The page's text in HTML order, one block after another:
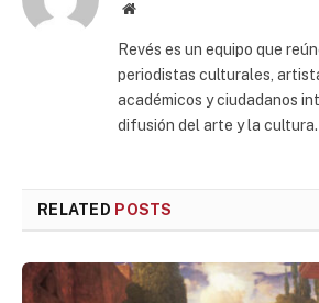
Website
Revés es un equipo que
periodistas culturales,
académicos y ciudadanos
difusión del arte y la cultura.
RELATED POSTS